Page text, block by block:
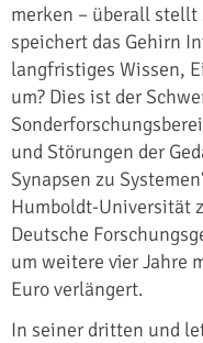
merken – überall stellt
speichert das Gehirn
langfristiges Wissen,
um? Dies ist der
und Störungen der
Synapsen zu
Humboldt-Universität
Deutsche
um weitere vier Jahre
Euro verlängert.
In seiner dritten und